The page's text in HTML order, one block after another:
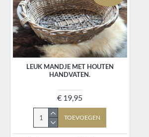
LEUK MANDJE MET HOUTEN
HANDVATEN.
€ 19,95
TOEVOEGEN